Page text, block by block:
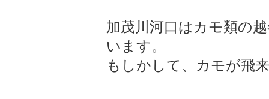
加茂川河口はカモ類の
います。
もしかして、カモが飛